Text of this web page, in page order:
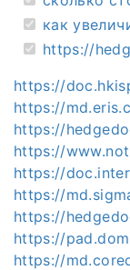
как
https://
https://
https://
https://
https://
https://
https://
https://
https://
https://